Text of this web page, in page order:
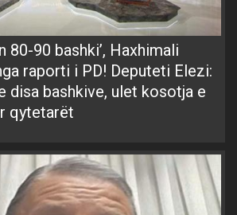
80-90 bashki’, Haxhimali
raporti i PD! Deputeti Elezi:
disa bashkive, ulet kosotja e
qytetarët